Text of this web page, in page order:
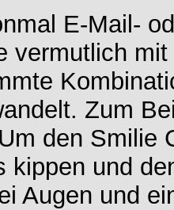
E-Mail-
vermutlich
Zum
den Smilie
kippen und
Augen und